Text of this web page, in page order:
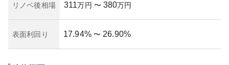
リノベ後相場 311万円 〜 380万円
表面利回り 17.94% 〜 26.90%